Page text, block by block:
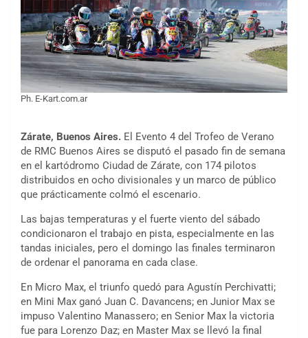
Ph. E-Kart.com.ar
Zárate, Buenos Aires. El Evento 4 del Trofeo de Verano
de RMC Buenos Aires se disputó el pasado fin de semana
en el kartódromo Ciudad de Zárate, con 174 pilotos
distribuidos en ocho divisionales y un marco de público
que prácticamente colmó el escenario.
Las bajas temperaturas y el fuerte viento del sábado
condicionaron el trabajo en pista, especialmente en las
tandas iniciales, pero el domingo las finales terminaron
de ordenar el panorama en cada clase.
En Micro Max, el triunfo quedó para Agustín Perchivatti;
en Mini Max ganó Juan C. Davancens; en Junior Max se
impuso Valentino Manassero; en Senior Max la victoria
fue para Lorenzo Daz; en Master Max se llevó la final